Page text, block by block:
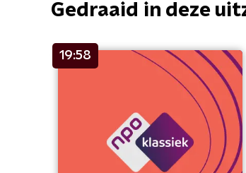
Gedraaid in deze
19:58